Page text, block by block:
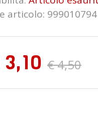
articolo: 999010794
€ 4,50